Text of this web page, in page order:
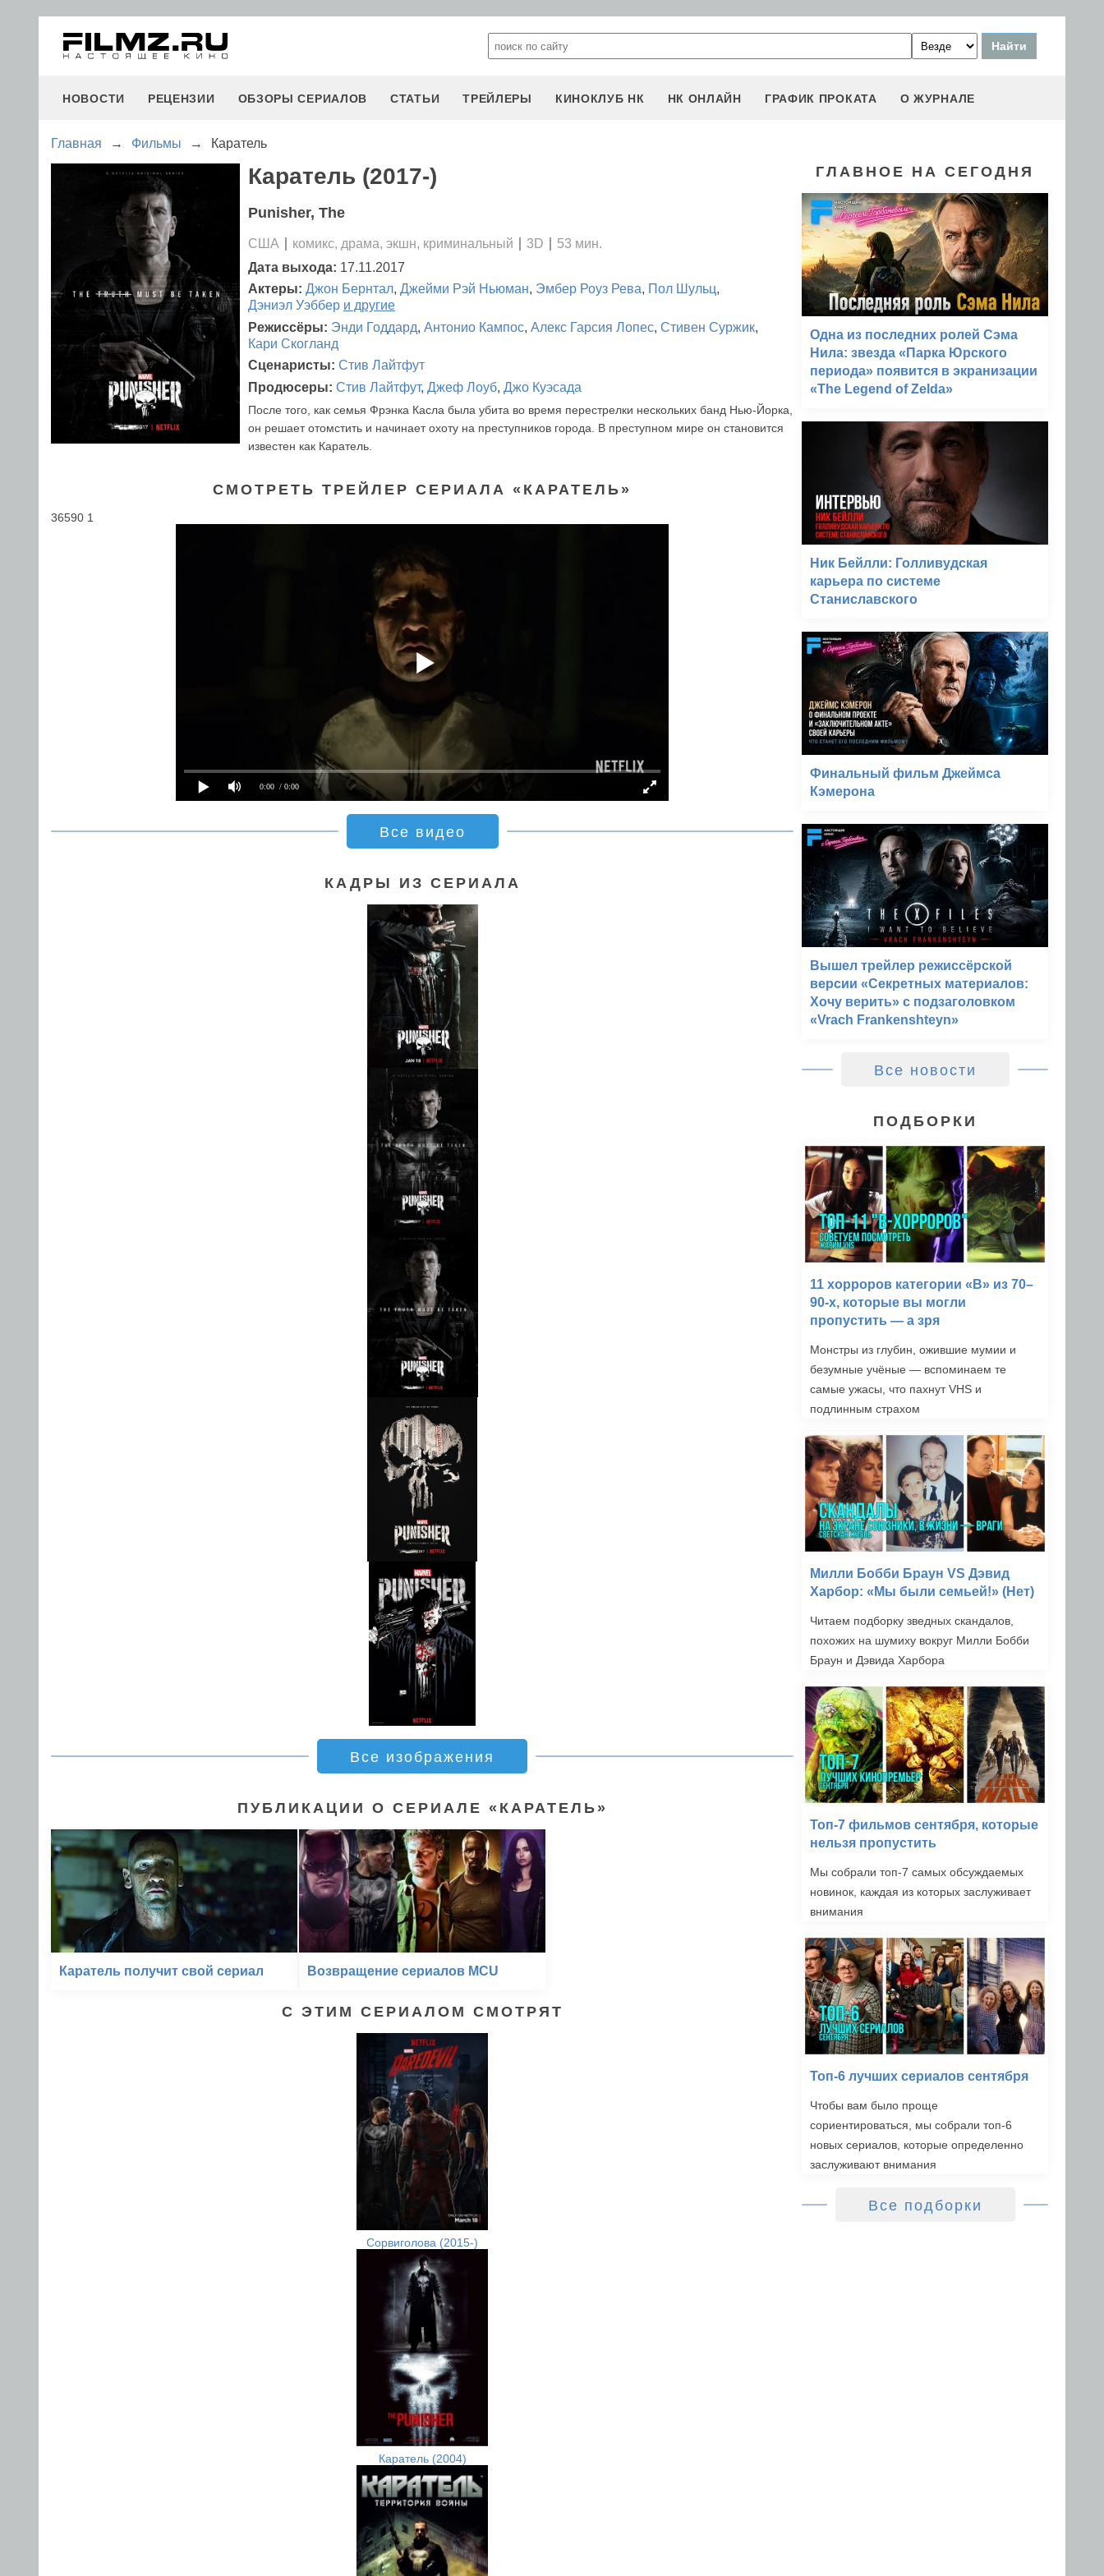
НОВОСТИ РЕЦЕНЗИИ ОБЗОРЫ СЕРИАЛОВ СТАТЬИ ТРЕЙЛЕРЫ КИНОКЛУБ НК НК ОНЛАЙН ГРАФИК ПРОКАТА О ЖУРНАЛЕ
Главная → Фильмы → Каратель
Каратель (2017-)
Punisher, The
США комикс, драма, экшн, криминальный 3D
53 мин.
Дата выхода: 17.11.2017
Актеры: Джон Бернтал, Джейми Рэй Ньюман, Эмбер Роуз Рева, Пол Шульц,
Дэниэл Уэббер и другие
Режиссёры: Энди Годдард, Антонио Кампос, Алекс Гарсия Лопес, Стивен Суржик,
Кари Скогланд
Сценаристы: Стив Лайтфут
Продюсеры: Стив Лайтфут, Джеф Лоуб, Джо Куэсада
После того, как семья Фрэнка Касла была убита во время перестрелки нескольких банд Нью-Йорка,
он решает отомстить и начинает охоту на преступников города. В преступном мире он становится
известен как Каратель.
СМОТРЕТЬ ТРЕЙЛЕР СЕРИАЛА «КАРАТЕЛЬ»
36590 1
0:00 / 0:00
Все видео
КАДРЫ ИЗ СЕРИАЛА
Все изображения
ПУБЛИКАЦИИ О СЕРИАЛЕ «КАРАТЕЛЬ»
Каратель получит свой сериал Возвращение сериалов MCU
С ЭТИМ СЕРИАЛОМ СМОТРЯТ
Сорвиголова (2015-)
Каратель (2004)
ГЛАВНОЕ НА СЕГОДНЯ
Одна из последних ролей Сэма
Нила: звезда «Парка Юрского
периода» появится в экранизации
«The Legend of Zelda»
Ник Бейлли: Голливудская
карьера по системе
Станиславского
Финальный фильм Джеймса
Кэмерона
Вышел трейлер режиссёрской
версии «Секретных материалов:
Хочу верить» с подзаголовком
«Vrach Frankenshteyn»
Все новости
ПОДБОРКИ
11 хорроров категории «B» из 70–
90-х, которые вы могли
пропустить — а зря
Монстры из глубин, ожившие мумии и
безумные учёные — вспоминаем те
самые ужасы, что пахнут VHS и
подлинным страхом
Милли Бобби Браун VS Дэвид
Харбор: «Мы были семьей!» (Нет)
Читаем подборку зведных скандалов,
похожих на шумиху вокруг Милли Бобби
Браун и Дэвида Харбора
Топ-7 фильмов сентября, которые
нельзя пропустить
Мы собрали топ-7 самых обсуждаемых
новинок, каждая из которых заслуживает
внимания
Топ-6 лучших сериалов сентября
Чтобы вам было проще
сориентироваться, мы собрали топ-6
новых сериалов, которые определенно
заслуживают внимания
Все подборки